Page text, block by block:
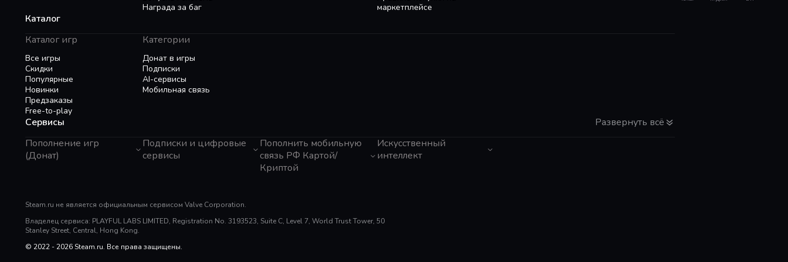
Награда за баг
маркетплейсе
Каталог
Каталог игр
Все игры
Скидки
Популярные
Новинки
Предзаказы
Free-to-play
Категории
Донат в игры
Подписки
AI-сервисы
Мобильная связь
Сервисы
Развернуть всё
Пополнение игр
(Донат)
Genshin Impact
Super SUS
PUBG Mobile
Free Fire
Whiteout Survival
Подписки и цифровые
сервисы
Telegram Премиум
Rewarble
Razer Gold
Poppo Live
Пополнить мобильную
связь РФ Картой/
Криптой
Beeline (Казахстан)
Искусственный
интеллект
Perplexity
Suno AI
Steam.ru не является официальным сервисом Valve Corporation.
Владелец сервиса: PLAYFUL LABS LIMITED, Registration No. 3193523, Suite C, Level 7, World Trust Tower, 50
Stanley Street, Central, Hong Kong.
© 2022 - 2026 Steam.ru. Все права защищены.